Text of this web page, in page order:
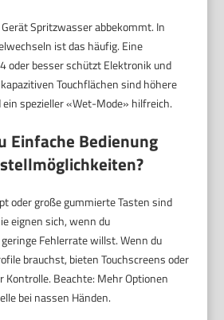
Spritzwasser abbekommt. In
ist das häufig. Eine
oder besser schützt Elektronik und
Touchflächen sind höhere
spezieller «Wet-Mode» hilfreich.
Einfache Bedienung
oder große gummierte Tasten sind
eignen sich, wenn du
Fehlerrate willst. Wenn du
brauchst, bieten Touchscreens oder
Kontrolle. Beachte: Mehr Optionen
bei nassen Händen.